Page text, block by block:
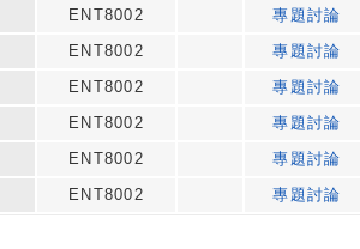
ENT8002
專題討論
ENT8002
專題討論
ENT8002
專題討論
ENT8002
專題討論
ENT8002
專題討論
ENT8002 專題討論